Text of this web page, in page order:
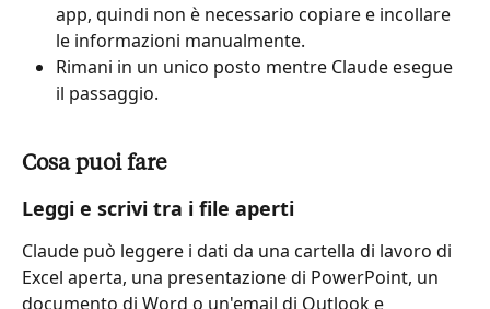
app, quindi non è necessario copiare e incollare
le informazioni manualmente.
Rimani in un unico posto mentre Claude esegue
il passaggio.
Cosa puoi fare
Leggi e scrivi tra i file aperti
Claude può leggere i dati da una cartella di lavoro di
Excel aperta, una presentazione di PowerPoint, un
documento di Word o un'email di Outlook e